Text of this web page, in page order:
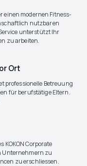
einen modernen Fitness-
nutzbaren
unterstützt Ihr
zu arbeiten.
Ort
professionelle Betreuung
für berufstätige Eltern.
KOKON Corporate
Unternehmern zu
zu erschliessen.